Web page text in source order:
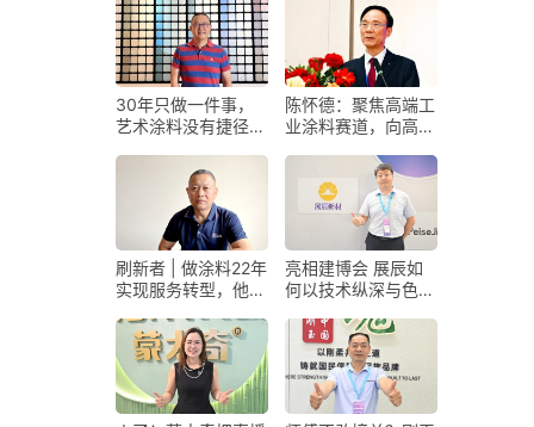
30年只做一件事，
艺术涂料没有捷径
术涂料董事长梁海生
陈怀德：聚焦高端工
业涂料赛道，向高壁
湖漆董事长陈怀德
刷新者 | 做涂料22年
实现服务转型，他稳
什么？
亮相建博会 展辰如
何以技术纵深与色彩